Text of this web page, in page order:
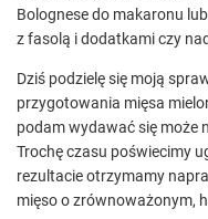
Bolognese do makaronu
z fasolą i dodatkami czy
Dziś podzielę się moją
przygotowania mięsa
podam wydawać się może
Trochę czasu poświecimy
rezultacie otrzymamy
mięso o zrównoważonym,